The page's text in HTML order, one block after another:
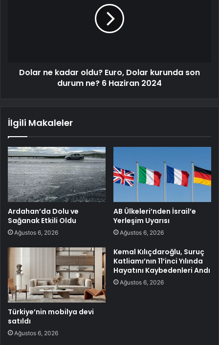
Dolar ne kadar oldu? Euro, Dolar kurunda son
durum ne? 6 Haziran 2024
İlgili Makaleler
Ardahan’da Dolu ve
Sağanak Etkili Oldu
Ağustos 6, 2026
AB Ülkeleri’nden İsrail’e
Yerleşim Uyarısı
Ağustos 6, 2026
Türkiye’nin mobilya devi
satıldı
Ağustos 6, 2026
Kemal Kılıçdaroğlu, Suruç
Katliamı’nın 11’inci Yılında
Hayatını Kaybedenleri Andı
Ağustos 6, 2026